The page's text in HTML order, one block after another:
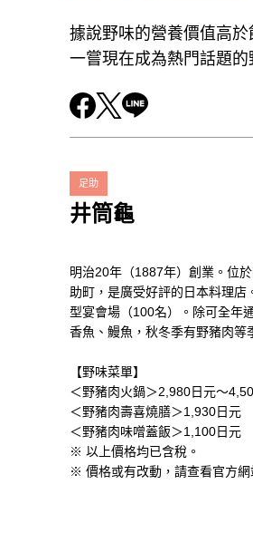
據說野味的營養價值高
一嘗現在成為熱門話題
足助
井筒龜
明治20年（1887年）創業。位
助町，是廣受好評的日本料理
型宴會場（100名）。除可全年
香魚、鰻魚，秋冬季有野豬肉等
【野味菜單】
＜野豬肉火鍋＞2,980日元～
＜野豬肉壽喜燒膳＞1,930日元
＜野豬肉味噌蓋飯＞1,100日元
※ 以上價格均已含稅。
※ 價格或有改動，請查看官方網